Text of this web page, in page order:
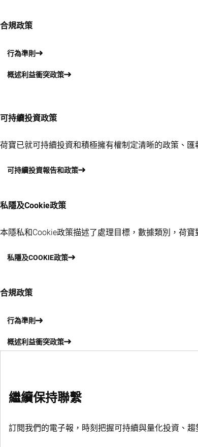
合規政策
行為準則
概述利益衝突政策
可持續投資政策
荷寶已就可持續投資和積極擁有權制定清晰的政策、
可持續投資報告和政策
私隱及Cookie政策
本隱私和Cookie政策描述了處理目標，數據類別，荷
私隱及COOKIE政策
合規政策
行為準則
概述利益衝突政策
繼續保持聯繫
訂閱我們的電子報，時刻把握可持續與量化投資、